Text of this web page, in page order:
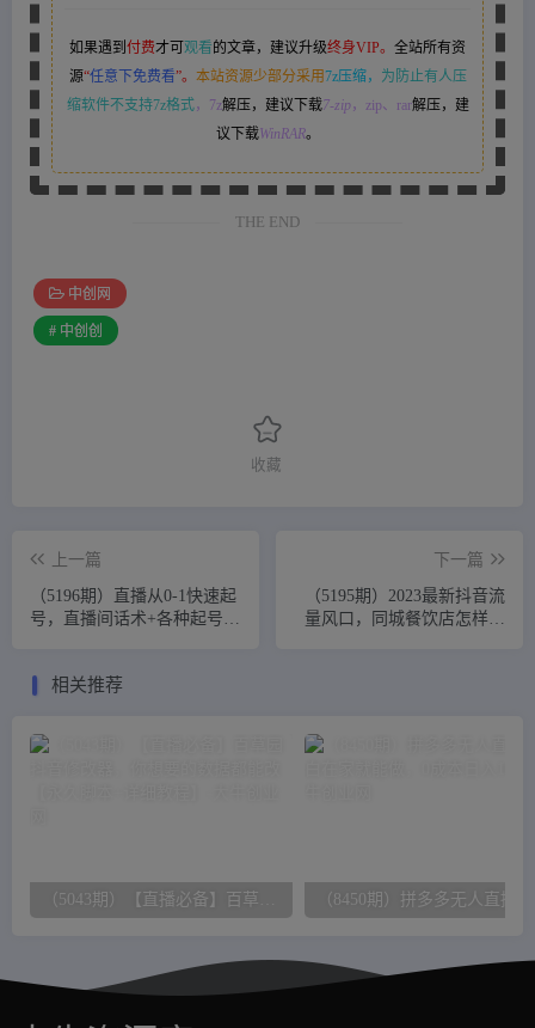
如果遇到 付费才可 观看 的文章，建议升级终身VIP。 全站所有资
源“任意下免费看”。 本站资源少部分采用7z压缩，
为防止有人压
缩软件不支持7z格式，7z解压，建议下载7-zip，zip、rar解压，建
议下载WinRAR。
THE END
中创网
# 中创创
收藏
上一篇
（5196期）直播从0-1快速起
号，直播间话术+各种起号
下一篇
（5195期）2023最新抖音流
量风口，同城餐饮店怎样做
相关推荐